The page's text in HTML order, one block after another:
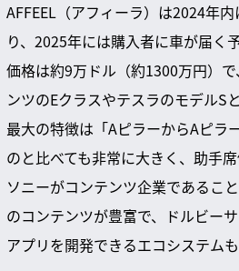
AFFEEL（アフィーラ）は2024年
り、2025年には購入者に車が届く予
価格は約9万ドル（約1300万円）
ンツのEクラスやテスラのモデルS
最大の特徴は「AピラーからAピラ
のと比べても非常に大きく、助手
ソニーがコンテンツ企業であるこ
のコンテンツが豊富で、ドルビー
アプリを開発できるエコシステム